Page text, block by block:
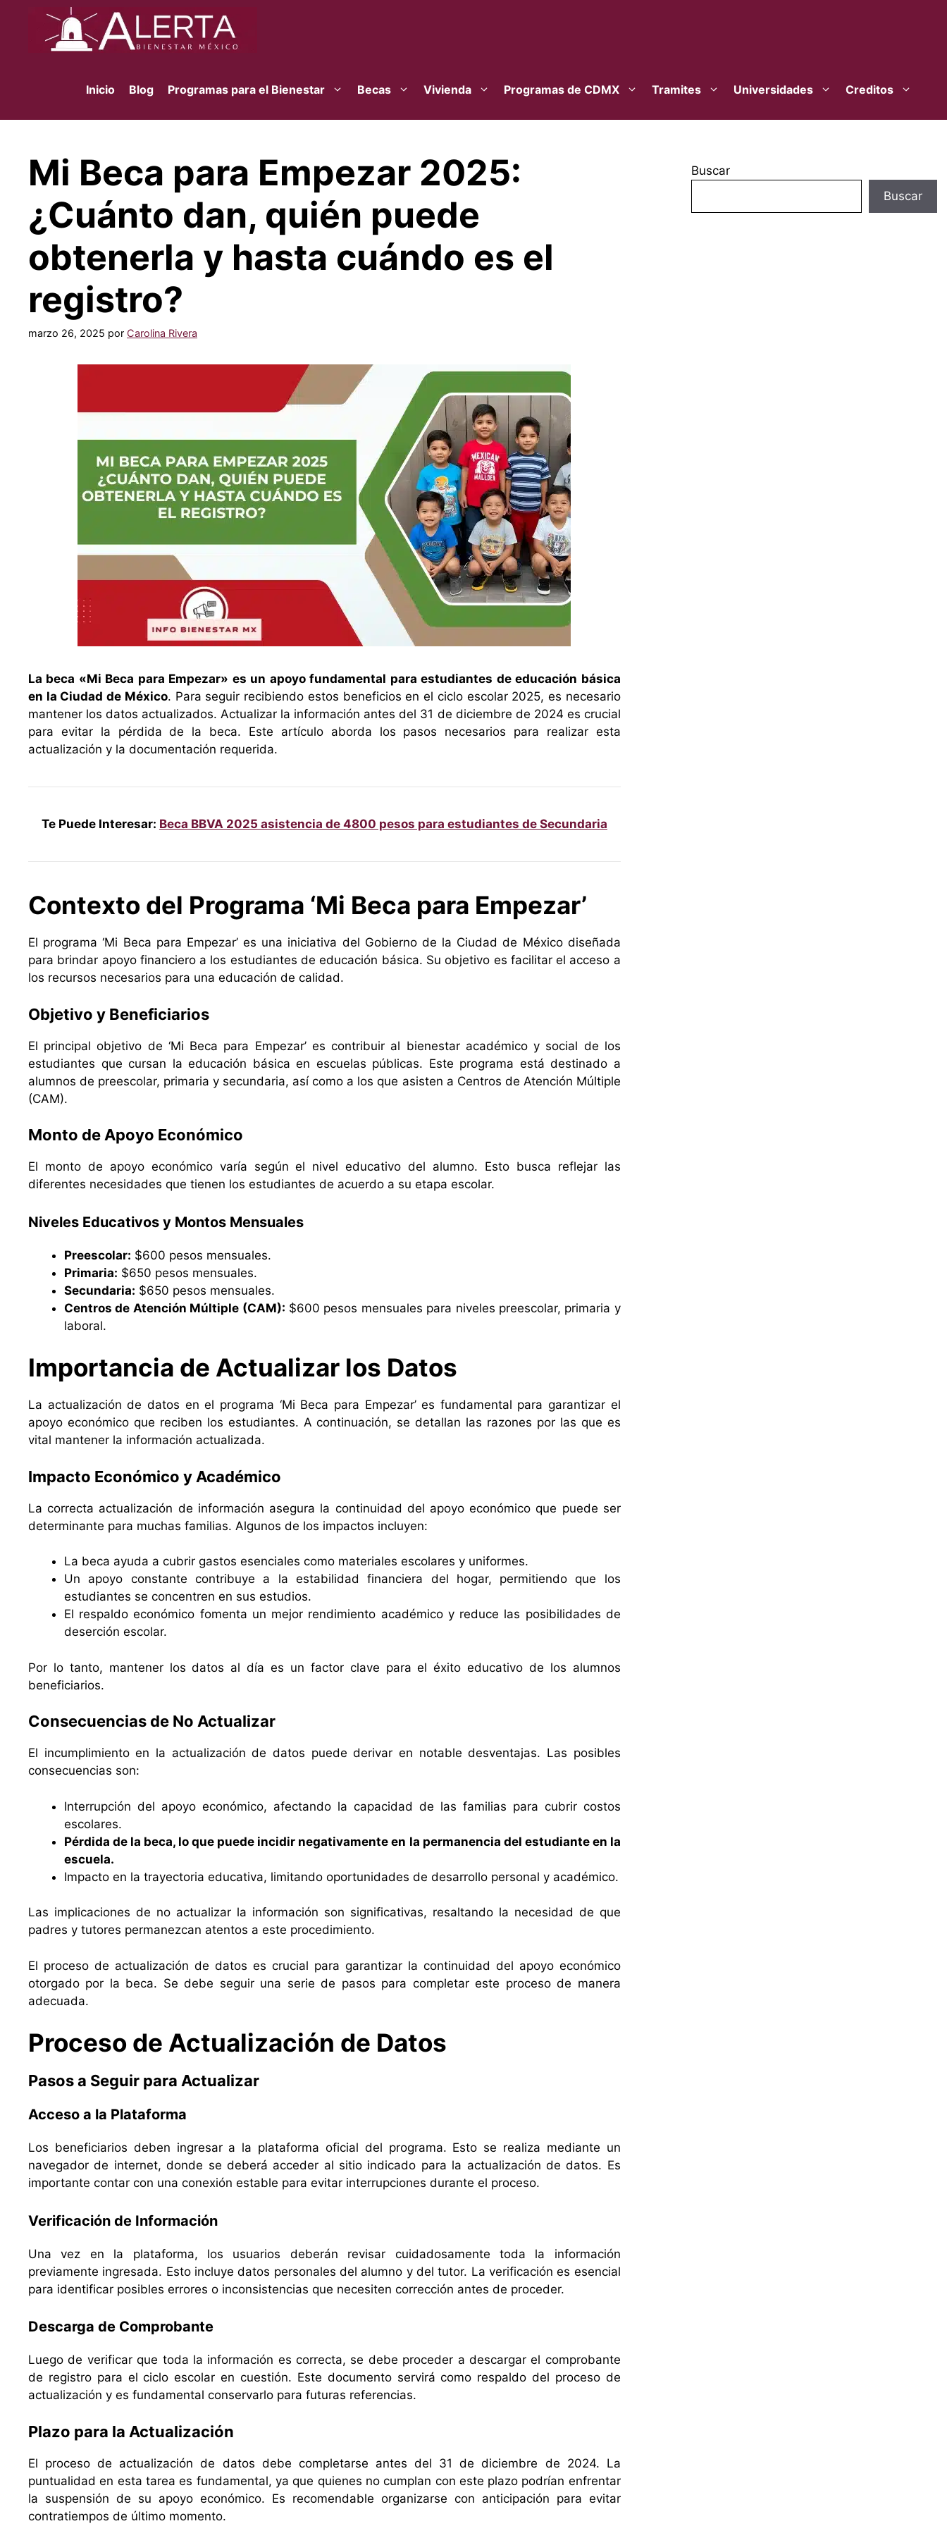
contenido
Inicio Blog Programas para el Bienestar Becas Vivienda Programas de CDMX Tramites Universidades Creditos
Mi Beca para Empezar 2025:
¿Cuánto dan, quién puede
obtenerla y hasta cuándo es el
registro?
marzo 26, 2025 por Carolina Rivera
La beca «Mi Beca para Empezar» es un apoyo fundamental para estudiantes de educación básica
en la Ciudad de México. Para seguir recibiendo estos beneficios en el ciclo escolar 2025, es necesario
mantener los datos actualizados. Actualizar la información antes del 31 de diciembre de 2024 es crucial
para evitar la pérdida de la beca. Este artículo aborda los pasos necesarios para realizar esta
actualización y la documentación requerida.
Te Puede Interesar: Beca BBVA 2025 asistencia de 4800 pesos para estudiantes de Secundaria
Contexto del Programa ‘Mi Beca para Empezar’
El programa ‘Mi Beca para Empezar’ es una iniciativa del Gobierno de la Ciudad de México diseñada
para brindar apoyo financiero a los estudiantes de educación básica. Su objetivo es facilitar el acceso a
los recursos necesarios para una educación de calidad.
Objetivo y Beneficiarios
El principal objetivo de ‘Mi Beca para Empezar’ es contribuir al bienestar académico y social de los
estudiantes que cursan la educación básica en escuelas públicas. Este programa está destinado a
alumnos de preescolar, primaria y secundaria, así como a los que asisten a Centros de Atención Múltiple
(CAM).
Monto de Apoyo Económico
El monto de apoyo económico varía según el nivel educativo del alumno. Esto busca reflejar las
diferentes necesidades que tienen los estudiantes de acuerdo a su etapa escolar.
Niveles Educativos y Montos Mensuales
Preescolar: $600 pesos mensuales.
Primaria: $650 pesos mensuales.
Secundaria: $650 pesos mensuales.
Centros de Atención Múltiple (CAM): $600 pesos mensuales para niveles preescolar, primaria y
laboral.
Importancia de Actualizar los Datos
La actualización de datos en el programa ‘Mi Beca para Empezar’ es fundamental para garantizar el
apoyo económico que reciben los estudiantes. A continuación, se detallan las razones por las que es
vital mantener la información actualizada.
Impacto Económico y Académico
La correcta actualización de información asegura la continuidad del apoyo económico que puede ser
determinante para muchas familias. Algunos de los impactos incluyen:
La beca ayuda a cubrir gastos esenciales como materiales escolares y uniformes.
Un apoyo constante contribuye a la estabilidad financiera del hogar, permitiendo que los
estudiantes se concentren en sus estudios.
El respaldo económico fomenta un mejor rendimiento académico y reduce las posibilidades de
deserción escolar.
Por lo tanto, mantener los datos al día es un factor clave para el éxito educativo de los alumnos
beneficiarios.
Consecuencias de No Actualizar
El incumplimiento en la actualización de datos puede derivar en notable desventajas. Las posibles
consecuencias son:
Interrupción del apoyo económico, afectando la capacidad de las familias para cubrir costos
escolares.
Pérdida de la beca, lo que puede incidir negativamente en la permanencia del estudiante en la
escuela.
Impacto en la trayectoria educativa, limitando oportunidades de desarrollo personal y académico.
Las implicaciones de no actualizar la información son significativas, resaltando la necesidad de que
padres y tutores permanezcan atentos a este procedimiento.
El proceso de actualización de datos es crucial para garantizar la continuidad del apoyo económico
otorgado por la beca. Se debe seguir una serie de pasos para completar este proceso de manera
adecuada.
Proceso de Actualización de Datos
Pasos a Seguir para Actualizar
Acceso a la Plataforma
Los beneficiarios deben ingresar a la plataforma oficial del programa. Esto se realiza mediante un
navegador de internet, donde se deberá acceder al sitio indicado para la actualización de datos. Es
importante contar con una conexión estable para evitar interrupciones durante el proceso.
Verificación de Información
Una vez en la plataforma, los usuarios deberán revisar cuidadosamente toda la información
previamente ingresada. Esto incluye datos personales del alumno y del tutor. La verificación es esencial
para identificar posibles errores o inconsistencias que necesiten corrección antes de proceder.
Descarga de Comprobante
Luego de verificar que toda la información es correcta, se debe proceder a descargar el comprobante
de registro para el ciclo escolar en cuestión. Este documento servirá como respaldo del proceso de
actualización y es fundamental conservarlo para futuras referencias.
Plazo para la Actualización
El proceso de actualización de datos debe completarse antes del 31 de diciembre de 2024. La
puntualidad en esta tarea es fundamental, ya que quienes no cumplan con este plazo podrían enfrentar
la suspensión de su apoyo económico. Es recomendable organizarse con anticipación para evitar
contratiempos de último momento.
Buscar
Buscar